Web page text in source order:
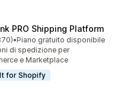
PRO Shipping Platform
su 5
totali
•Piano gratuito disponibile
di spedizione per
e Marketplace
for Shopify